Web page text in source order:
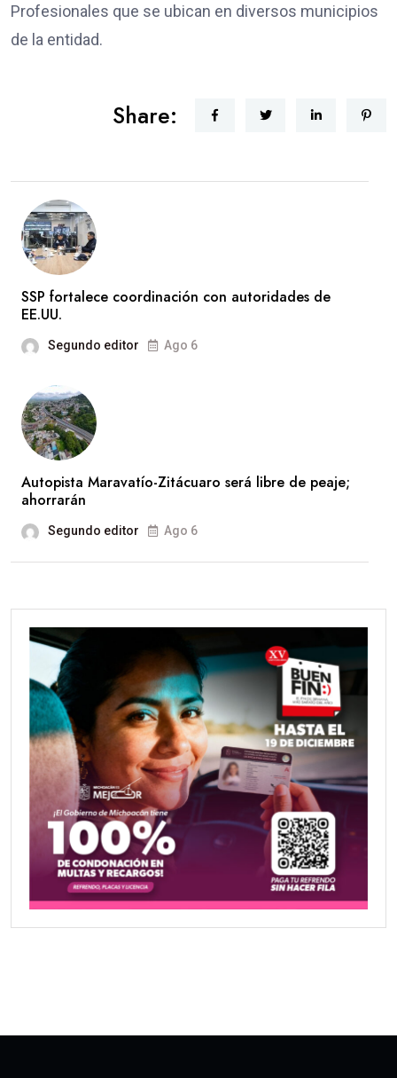
Profesionales que se ubican en diversos municipios
de la entidad.
Share:
SSP fortalece coordinación con autoridades de
EE.UU.
Segundo editor Ago 6
Autopista Maravatío-Zitácuaro será libre de peaje;
ahorrarán
Segundo editor Ago 6